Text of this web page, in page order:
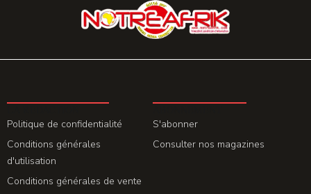
Politique de confidentialité
Conditions générales
d'utilisation
Conditions générales de vente
S'abonner
Consulter nos magazines